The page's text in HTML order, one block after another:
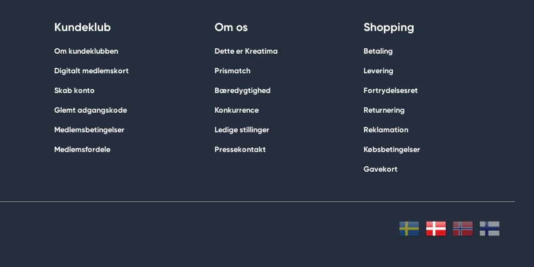
Kundeklub
Om kundeklubben
Digitalt medlemskort
Skab konto
Glemt adgangskode
Medlemsbetingelser
Medlemsfordele
Om os
Dette er Kreatima
Prismatch
Bæredygtighed
Konkurrence
Ledige stillinger
Pressekontakt
Shopping
Betaling
Levering
Fortrydelsesret
Returnering
Reklamation
Købsbetingelser
Gavekort